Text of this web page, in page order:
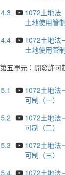
4.3
1072土地法
土地使用管
4.4
1072土地法
土地使用管
第五單元：開發許可
5.1
1072土地法
可制（一）
5.2
1072土地法
可制（二）
5.3
1072土地法
可制（三）
5.4
1072土地法